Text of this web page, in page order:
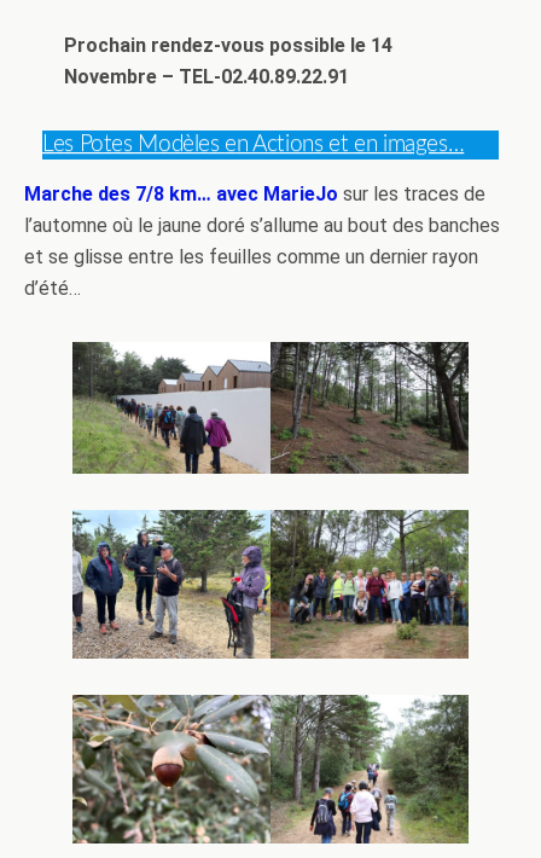
Prochain rendez-vous possible le 14
Novembre – TEL-02.40.89.22.91
Les Potes Modèles en Actions et en images…
Marche des 7/8 km… avec MarieJo sur les traces de
l’automne où le jaune doré s’allume au bout des banches
et se glisse entre les feuilles comme un dernier rayon
d’été…